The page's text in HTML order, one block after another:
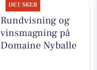
DET SKER
Rundvisning og
vinsmagning på
Domaine Nyballe